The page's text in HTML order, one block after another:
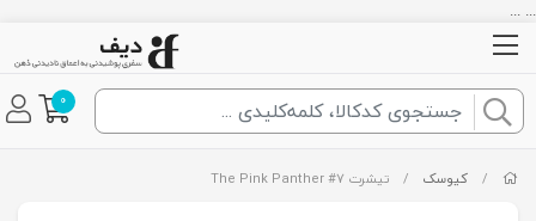
... ...
0
/ کیوسک / تیشرت The Pink Panther #7